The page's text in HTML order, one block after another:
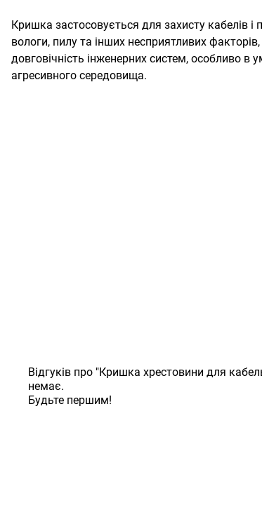
Кришка застосовується для захисту кабелів
вологи, пилу та інших несприятливих
довговічність інженерних систем, особливо в
агресивного середовища.
Відгуків про "Кришка хрестовини для
немає.
Будьте першим!